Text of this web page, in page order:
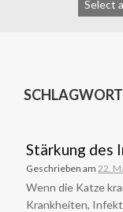
Stärkung des
Geschrieben am 22.
Wenn die Katze
Krankheiten,